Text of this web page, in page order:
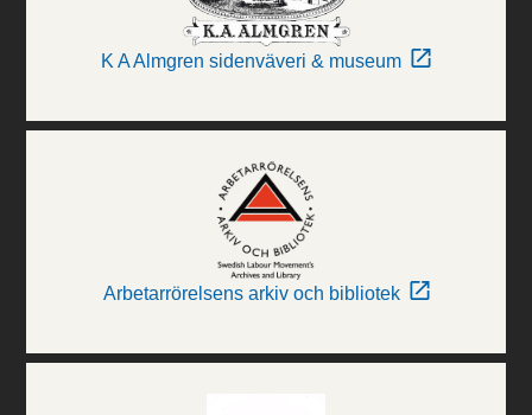
K A Almgren sidenväveri & museum
Arbetarrörelsens arkiv och bibliotek